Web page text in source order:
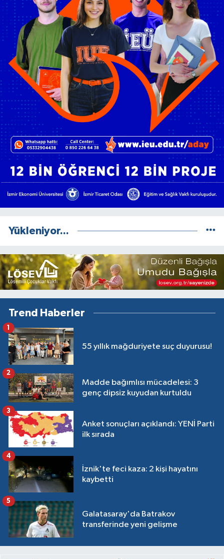
Yükleniyor...
Trend Haberler
55 yıllık mağduriyete suç duyurusu!
1
Madde bağımlısı mücadelesi: 3
genç dipsiz kuyudan kurtuldu
2
Anket sonuçları açıklandı: YENİ Parti
ilk sırada
3
İznik'te feci kaza: 2 kişi hayatını
kaybetti
4
Galatasaray'da Batrakov
transferinde yeni gelişme
5